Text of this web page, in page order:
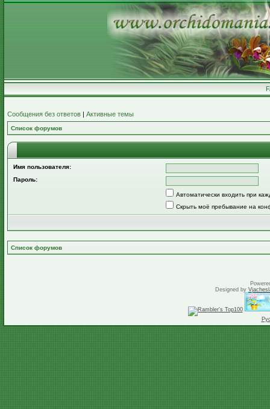
Сообщения без ответов | Активные темы
Список форумов
Имя пользователя:
Пароль:
Автоматически входить при
Скрыть моё пребывание на
Список форумов
Designed by